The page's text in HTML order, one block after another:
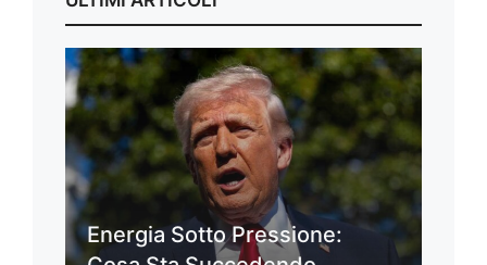
Energia Sotto Pressione: